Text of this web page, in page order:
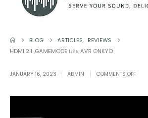
BLOG ARTICLES, REVIEWS
HDMI 2.1 ,GAMEMODE และ AVR ONKYO
JANUARY 16, 2023 ADMIN COMMENTS OFFON
2.1